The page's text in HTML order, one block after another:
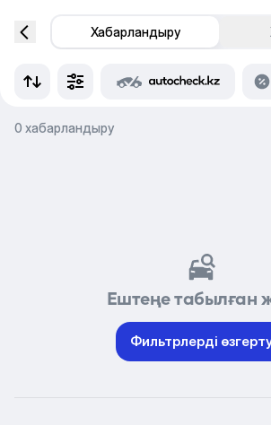
Хабарландыру
0 хабарландыру
Ештеңе табылған
Фильтрлерді